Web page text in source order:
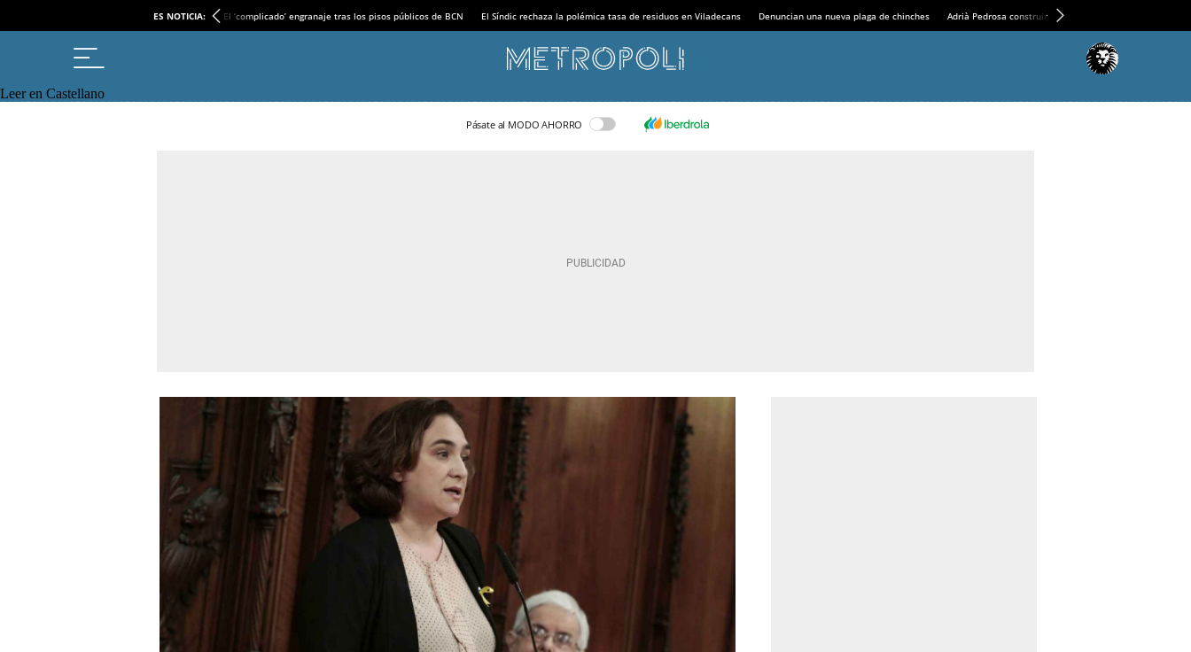
ES NOTICIA: El ‘complicado’ engranaje tras los pisos públicos de BCN El Síndic rechaza la polémica tasa de residuos en Viladecans Denuncian una nueva plaga de chinches Adrià Pedrosa construirá la nueva residencia en el
Leer en Castellano
Pásate al MODO AHORRO